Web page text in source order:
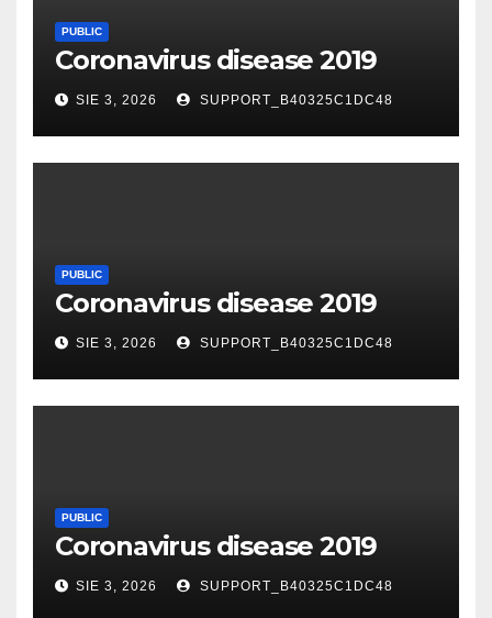
PUBLIC
Coronavirus disease 2019
SIE 3, 2026 SUPPORT_B40325C1DC48
PUBLIC
Coronavirus disease 2019
SIE 3, 2026 SUPPORT_B40325C1DC48
PUBLIC
Coronavirus disease 2019
SIE 3, 2026 SUPPORT_B40325C1DC48